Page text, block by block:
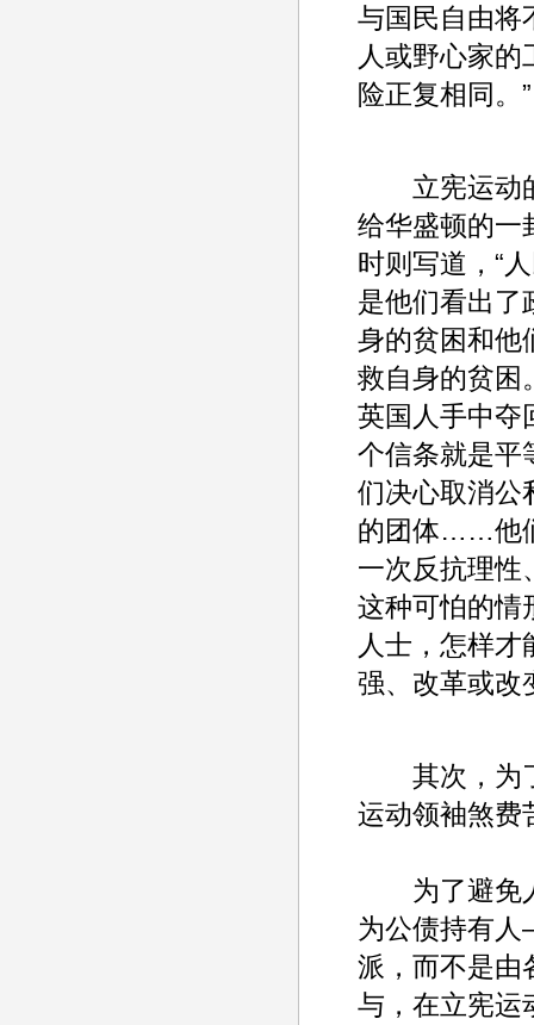
与国民自由将
人或野心家
险正复相同。”
立宪运动的
给华盛顿的一
时则写道，“
是他们看出了
身的贫困和他
救自身的贫困
英国人手中夺
个信条就是平
们决心取消
的团体……他
一次反抗理性
这种可怕的情
人士，怎样
强、改革或改
其次，为了
运动领袖煞费
为了避免人
为公债持有
派，而不是由
与，在立宪运